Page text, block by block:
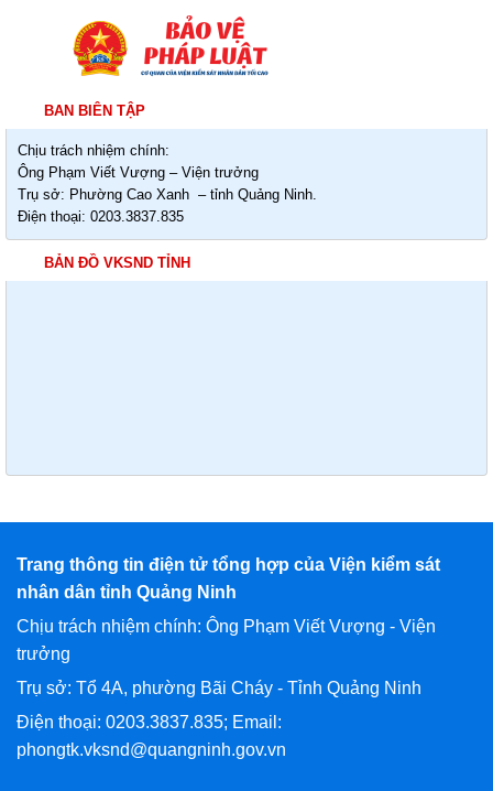
BAN BIÊN TẬP
Chịu trách nhiệm chính:
Ông Phạm Viết Vượng – Viện trưởng
Trụ sở: Phường Cao Xanh – tỉnh Quảng Ninh.
Điện thoại: 0203.3837.835
BẢN ĐỒ VKSND TỈNH
Trang thông tin điện tử tổng hợp của Viện kiểm sát
nhân dân tỉnh Quảng Ninh
Chịu trách nhiệm chính: Ông Phạm Viết Vượng - Viện
trưởng
Trụ sở: Tổ 4A, phường Bãi Cháy - Tỉnh Quảng Ninh
Điện thoại: 0203.3837.835; Email:
phongtk.vksnd@quangninh.gov.vn